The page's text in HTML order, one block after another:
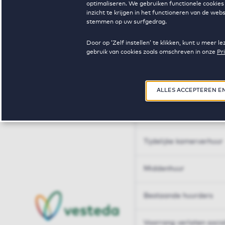
optimaliseren. We gebruiken functionele
inzicht te krijgen in het functioneren van de
stemmen op uw surfgedrag.
Door op ‘Zelf instellen’ te klikken, kunt u meer
gebruik van cookies zoals omschreven in onze
ALLES ACCEPTEREN
Huren op maat
Tijdelijke kamerverhuur
Middenhuur
Bestaande huurders
Voorrang verlaten